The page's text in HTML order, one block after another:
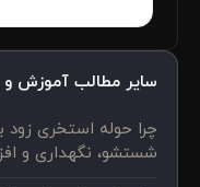
سایر مطالب آموزش و
چرا حوله استخری
شستشو، نگهداری و